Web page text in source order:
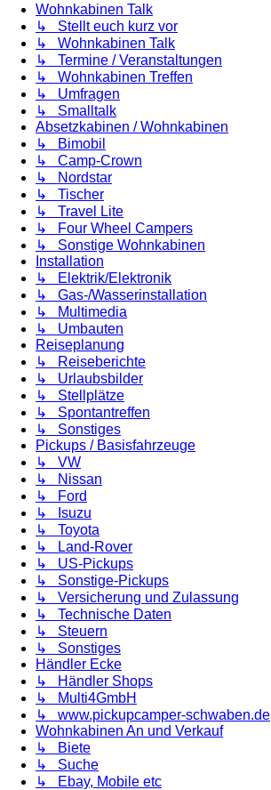
Wohnkabinen Talk
↳ Stellt euch kurz vor
↳ Wohnkabinen Talk
↳ Termine / Veranstaltungen
↳ Wohnkabinen Treffen
↳ Umfragen
↳ Smalltalk
Absetzkabinen / Wohnkabinen
↳ Bimobil
↳ Camp-Crown
↳ Nordstar
↳ Tischer
↳ Travel Lite
↳ Four Wheel Campers
↳ Sonstige Wohnkabinen
Installation
↳ Elektrik/Elektronik
↳ Gas-/Wasserinstallation
↳ Multimedia
↳ Umbauten
Reiseplanung
↳ Reiseberichte
↳ Urlaubsbilder
↳ Stellplätze
↳ Spontantreffen
↳ Sonstiges
Pickups / Basisfahrzeuge
↳ VW
↳ Nissan
↳ Ford
↳ Isuzu
↳ Toyota
↳ Land-Rover
↳ US-Pickups
↳ Sonstige-Pickups
↳ Versicherung und Zulassung
↳ Technische Daten
↳ Steuern
↳ Sonstiges
Händler Ecke
↳ Händler Shops
↳ Multi4GmbH
↳ www.pickupcamper-schwaben.de
Wohnkabinen An und Verkauf
↳ Biete
↳ Suche
↳ Ebay, Mobile etc